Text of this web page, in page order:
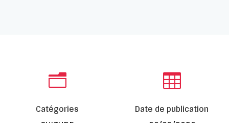
n
Catégories

Date de publication